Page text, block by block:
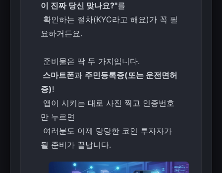
이 진짜 당신 맞나요?"를
확인하는 절차(KYC라고 해요)가 꼭 필
요하거든요.
준비물은 딱 두 가지입니다.
스마트폰과 주민등록증(또는 운전면허
증)!
앱이 시키는 대로 사진 찍고 인증번호
만 누르면
여러분도 이제 당당한 코인 투자자가
될 준비가 끝납니다.